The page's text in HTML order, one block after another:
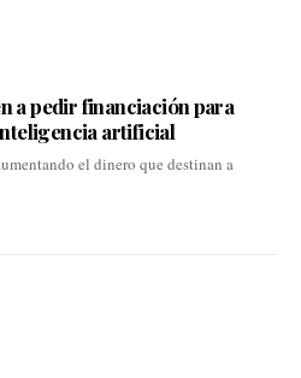
a pedir financiación para
artificial
el dinero que destinan a